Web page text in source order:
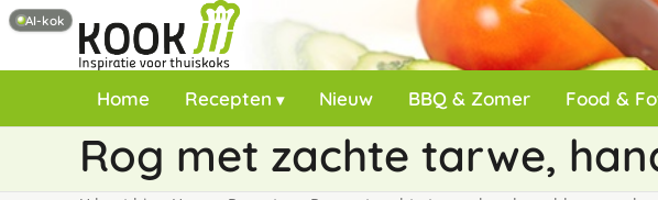
Home Recepten Nieuw BBQ & Zomer Food &
Rog met zachte tarwe,
AI-kok